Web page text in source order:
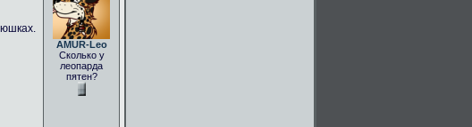
AMUR-Leo
Сколько у
леопарда
пятен?